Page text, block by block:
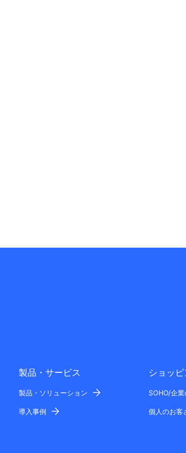
製品・サービス
製品・ソリューション
導入事例
ショッ
SOHO/企
個人のお客